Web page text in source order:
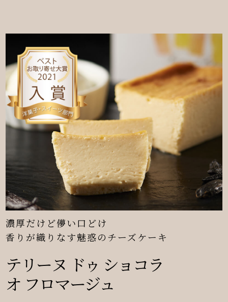
濃厚だけど儚い口どけ
香りが織りなす魅惑のチーズケーキ
テリーヌ ドゥ ショコラ
オ フロマージュ